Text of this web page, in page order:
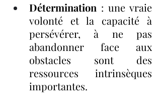
Détermination : une vraie
volonté et la capacité à
persévérer, à ne pas
abandonner face aux
obstacles sont des
ressources intrinsèques
importantes.